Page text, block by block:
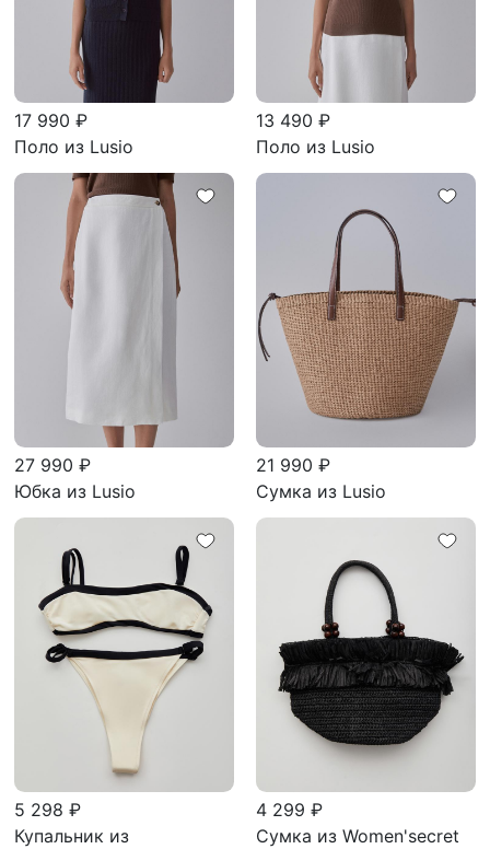
17 990 ₽
Поло из Lusio
13 490 ₽
Поло из Lusio
27 990 ₽
Юбка из Lusio
21 990 ₽
Сумка из Lusio
5 298 ₽
Купальник из
4 299 ₽
Сумка из Women'secret